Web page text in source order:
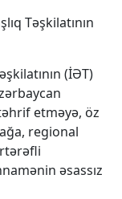
Təşkilatının
(İƏT)
etməyə, öz
regional
əsassız